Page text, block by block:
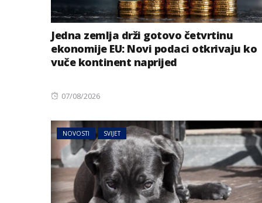
Jedna zemlja drži gotovo četvrtinu
ekonomije EU: Novi podaci otkrivaju ko
vuče kontinent naprijed
Posted
07/08/2026
NOVOSTI SVIJET